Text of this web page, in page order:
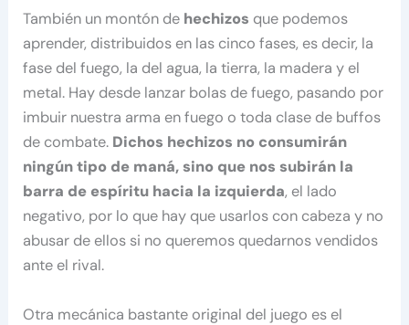
También un montón de hechizos que podemos
aprender, distribuidos en las cinco fases, es decir, la
fase del fuego, la del agua, la tierra, la madera y el
metal. Hay desde lanzar bolas de fuego, pasando por
imbuir nuestra arma en fuego o toda clase de buffos
de combate. Dichos hechizos no consumirán
ningún tipo de maná, sino que nos subirán la
barra de espíritu hacia la izquierda, el lado
negativo, por lo que hay que usarlos con cabeza y no
abusar de ellos si no queremos quedarnos vendidos
ante el rival.
Otra mecánica bastante original del juego es el